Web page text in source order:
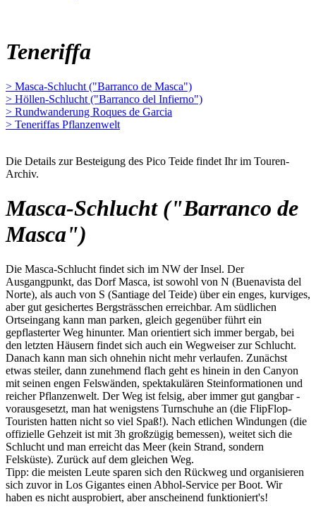
Teneriffa
> Masca-Schlucht ("Barranco de Masca")
> Höllen-Schlucht ("Barranco del Infierno")
> Rundwanderung Roques de Garcia
> Teneriffas Pflanzenwelt
Die Details zur Besteigung des Pico Teide findet Ihr im Touren-
Archiv.
Masca-Schlucht ("Barranco de
Masca")
Die Masca-Schlucht findet sich im NW der Insel. Der
Ausgangpunkt, das Dorf Masca, ist sowohl von N (Buenavista del
Norte), als auch von S (Santiage del Teide) über ein enges, kurviges,
aber gut gesichertes Bergsträsschen erreichbar. Am südlichen
Ortseingang kann man parken, gleich gegenüber führt ein
gepflasterter Weg hinunter. Man orientiert sich immer bergab, bei
den letzten Häusern findet sich auch ein Wegweiser zur Schlucht.
Danach kann man sich ohnehin nicht mehr verlaufen. Zunächst
etwas steiler, dann zunehmend flach geht es hinein in den Canyon
mit seinen engen Felswänden, spektakulären Steinformationen und
reicher Pflanzenwelt. Der Weg ist felsig, aber immer gut gangbar -
vorausgesetzt, man hat wenigstens Turnschuhe an (die FlipFlop-
Touristen hatten nicht so viel Spaß!). Nach etlichen Windungen (die
offizielle Gehzeit ist mit 3h großzügig bemessen), weitet sich die
Schlucht und man erreicht das Meer (kein Strand, sondern
Felsküste). Zurück auf dem gleichen Weg.
Tipp: die meisten Leute sparen sich den Rückweg und organisieren
sich zuvor in Los Gigantes einen Abhol-Service per Boot. Wir
haben es nicht ausprobiert, aber anscheinend funktioniert's!